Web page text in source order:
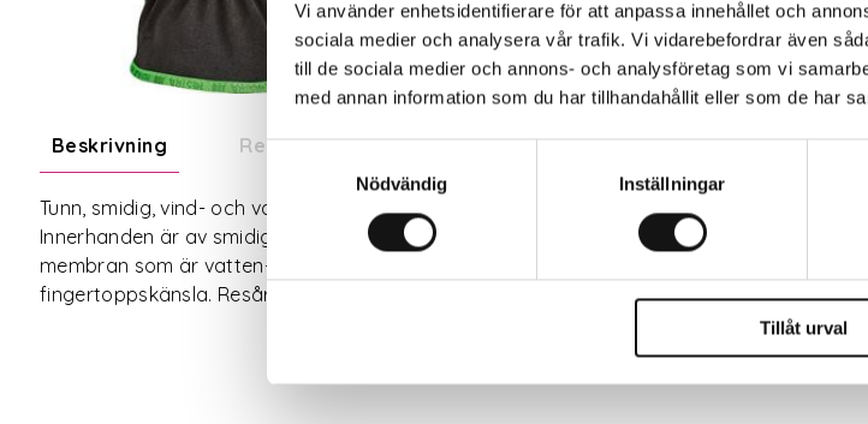
Vi använder enhetsidentifierare för att anpassa innehållet och
sociala medier och analysera vår trafik. Vi vidarebefordrar även
till de sociala medier och annons- och analysföretag som vi
med annan information som du har tillhandahållit eller som de har
Nödvändig
Inställningar
Tillåt urval
Beskrivning Recensioner
Tunn, smidig, vind- och vattentät modell. Ger ett gott skydd i blåsiga och våta miljöer
Innerhanden är av smidig och slitstark getnarv, med förstärkta fingertoppar och
membran som är vatten- och vindtätt, men som samtidigt är ventilerande. Fodret är
fingertoppskänsla. Resåren på ovanhanden håller handsken på plats.